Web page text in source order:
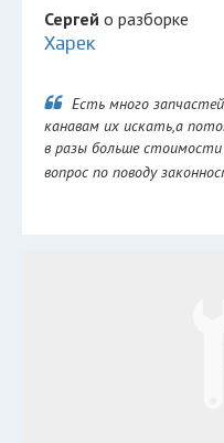
Сергей о разборке
Харек
Есть много
канавам их искать,а
в разы больше стоимости
вопрос по поводу